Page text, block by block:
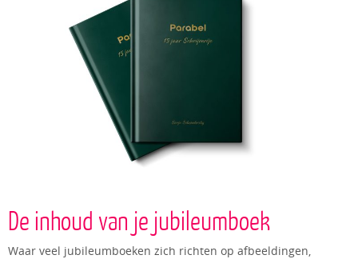
De inhoud van je jubileumboek
Waar veel jubileumboeken zich richten op afbeeldingen,